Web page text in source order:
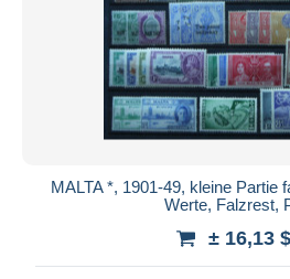
MALTA *, 1901-49, kleine Partie
Werte, Falzrest,
± 16,13